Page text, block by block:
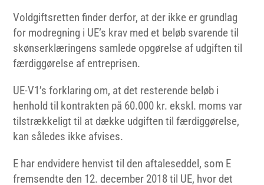
Voldgiftsretten finder derfor, at der ikke er grundlag
for modregning i UE’s krav med et beløb svarende til
skønserklæringens samlede opgørelse af udgiften til
færdiggørelse af entreprisen.
UE-V1’s forklaring om, at det resterende beløb i
henhold til kontrakten på 60.000 kr. ekskl. moms var
tilstrækkeligt til at dække udgiften til færdiggørelse,
kan således ikke afvises.
E har endvidere henvist til den aftaleseddel, som E
fremsendte den 12. december 2018 til UE, hvor det